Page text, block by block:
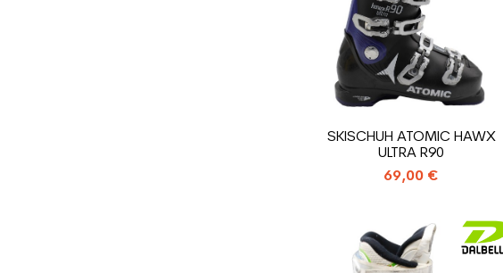
SKISCHUH ATOMIC HAWX
ULTRA R90
69,00 €